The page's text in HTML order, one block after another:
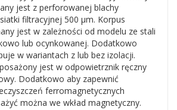
jest z perforowanej blachy
filtracyjnej 500 μm. Korpus
jest w zależności od modelu ze stali
lub ocynkowanej. Dodatkowo
w wariantach z lub bez izolacji.
jest w odpowietrznik ręczny
Dodatkowo aby zapewnić
ferromagnetycznych
można we wkład magnetyczny.